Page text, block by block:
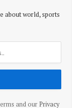
about world, sports
and our Privacy